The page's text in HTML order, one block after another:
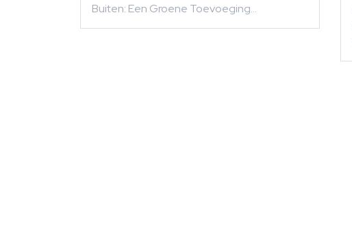
Buiten: Een Groene Toevoeging…